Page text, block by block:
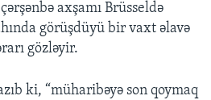
axşamı Brüsseldə
görüşdüyü bir vaxt əlavə
gözləyir.
ki, “müharibəyə son qoymaq